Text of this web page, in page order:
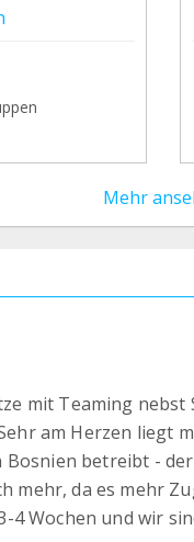
Mehr
mit Teaming nebst
am Herzen liegt
Bosnien betreibt -
mehr, da es mehr
4 Wochen und wir